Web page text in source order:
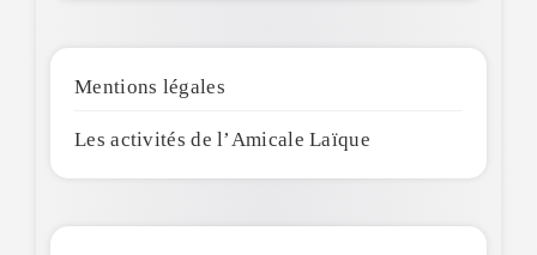
Mentions légales
Les activités de l’Amicale Laïque